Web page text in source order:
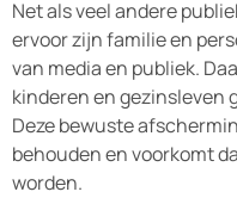
Net als veel andere
ervoor zijn familie en
van media en publiek.
kinderen en gezinsleven
Deze bewuste
behouden en voorkomt
worden.